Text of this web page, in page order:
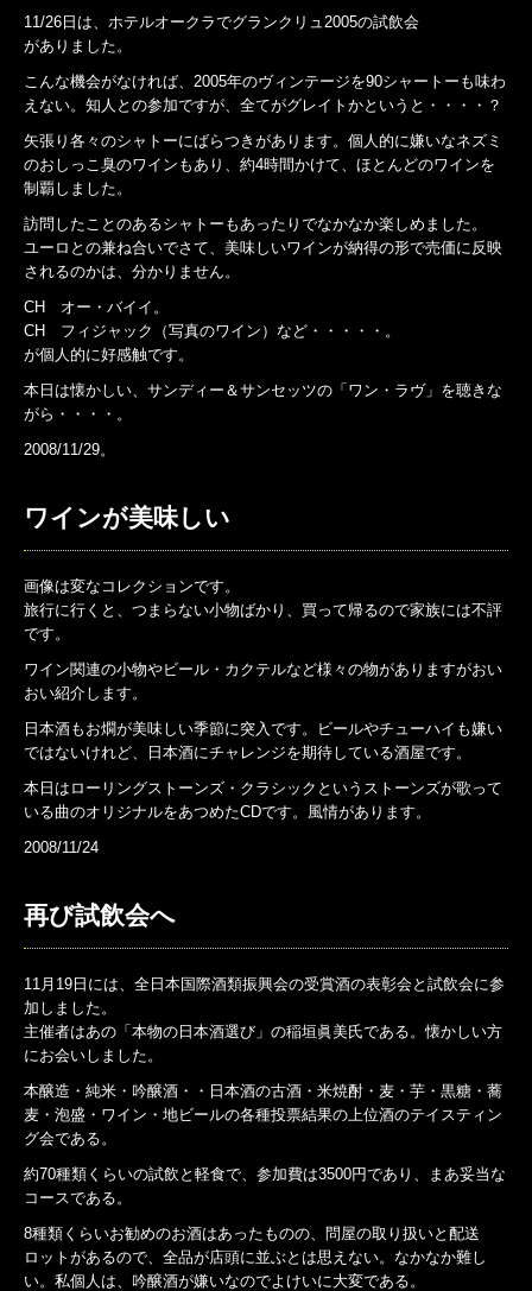
11/26日は、ホテルオークラでグランクリュ2005の試飲会
がありました。
こんな機会がなければ、2005年のヴィンテージを90シャートーも味わ
えない。知人との参加ですが、全てがグレイトかというと・・・・？
矢張り各々のシャトーにばらつきがあります。個人的に嫌いなネズミ
のおしっこ臭のワインもあり、約4時間かけて、ほとんどのワインを
制覇しました。
訪問したことのあるシャトーもあったりでなかなか楽しめました。
ユーロとの兼ね合いでさて、美味しいワインが納得の形で売価に反映
されるのかは、分かりません。
CH オー・バイイ。
CH フィジャック（写真のワイン）など・・・・・。
が個人的に好感触です。
本日は懐かしい、サンディー＆サンセッツの「ワン・ラヴ」を聴きな
がら・・・・。
2008/11/29。
ワインが美味しい
画像は変なコレクションです。
旅行に行くと、つまらない小物ばかり、買って帰るので家族には不評
です。
ワイン関連の小物やビール・カクテルなど様々の物がありますがおい
おい紹介します。
日本酒もお燗が美味しい季節に突入です。ビールやチューハイも嫌い
ではないけれど、日本酒にチャレンジを期待している酒屋です。
本日はローリングストーンズ・クラシックというストーンズが歌って
いる曲のオリジナルをあつめたCDです。風情があります。
2008/11/24
再び試飲会へ
11月19日には、全日本国際酒類振興会の受賞酒の表彰会と試飲会に参
加しました。
主催者はあの「本物の日本酒選び」の稲垣眞美氏である。懐かしい方
にお会いしました。
本醸造・純米・吟醸酒・・日本酒の古酒・米焼酎・麦・芋・黒糖・蕎
麦・泡盛・ワイン・地ビールの各種投票結果の上位酒のテイスティン
グ会である。
約70種類くらいの試飲と軽食で、参加費は3500円であり、まあ妥当な
コースである。
8種類くらいお勧めのお酒はあったものの、問屋の取り扱いと配送
ロットがあるので、全品が店頭に並ぶとは思えない。なかなか難し
い。私個人は、吟醸酒が嫌いなのでよけいに大変である。